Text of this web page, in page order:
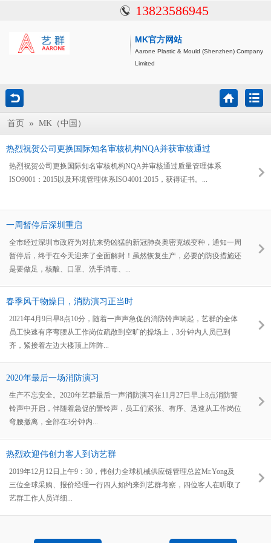
13823586945
MK官方网站
Aarone Plastic & Mould (Shenzhen) Company
Limited
首页 » MK（中国）
热烈祝贺公司更换国际知名审核机构NQA并获审核通过
热烈祝贺公司更换国际知名审核机构NQA并审核通过质量管理体系
ISO9001：2015以及环境管理体系ISO4001:2015，获得证书。...
一周暂停后深圳重启
全市经过深圳市政府为对抗来势凶猛的新冠肺炎奥密克绒变种，通知一周
暂停后，终于在今天迎来了全面解封！虽然恢复生产，必要的防疫措施还
是要做足，核酸、口罩、洗手消毒、...
春季风干物燥日，消防演习正当时
2021年4月9日早8点10分，随着一声声急促的消防铃声响起，艺群的全体
员工快速有序弯腰从工作岗位疏散到空旷的操场上，3分钟内人员已到
齐，紧接着左边大楼顶上阵阵...
2020年最后一场消防演习
生产不忘安全。2020年艺群最后一声消防演习在11月27日早上8点消防警
铃声中开启，伴随着急促的警铃声，员工们紧张、有序、迅速从工作岗位
弯腰撤离，全部在3分钟内...
热烈欢迎伟创力客人到访艺群
2019年12月12日上午9：30，伟创力全球机械供应链管理总监Mr.Yong及
三位全球采购、报价经理一行四人如约来到艺群考察，四位客人在听取了
艺群工作人员详细...